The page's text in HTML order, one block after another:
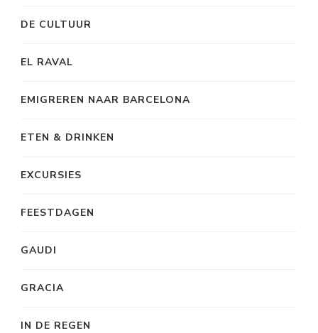
DE CULTUUR
EL RAVAL
EMIGREREN NAAR BARCELONA
ETEN & DRINKEN
EXCURSIES
FEESTDAGEN
GAUDI
GRACIA
IN DE REGEN